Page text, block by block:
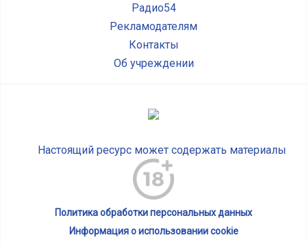
Радио54
Рекламодателям
Контакты
Об учреждении
Настоящий ресурс может содержать материалы
Политика обработки персональных данных
Информация о использовании cookie